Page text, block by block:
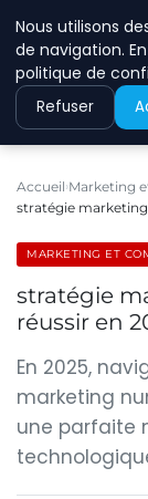
Accueil Marketing
stratégie marketing
MARKETING ET
stratégie
réussir en
En 2025,
marketing
une parfaite
Nous utilisons
de navigation.
politique de
Refuser